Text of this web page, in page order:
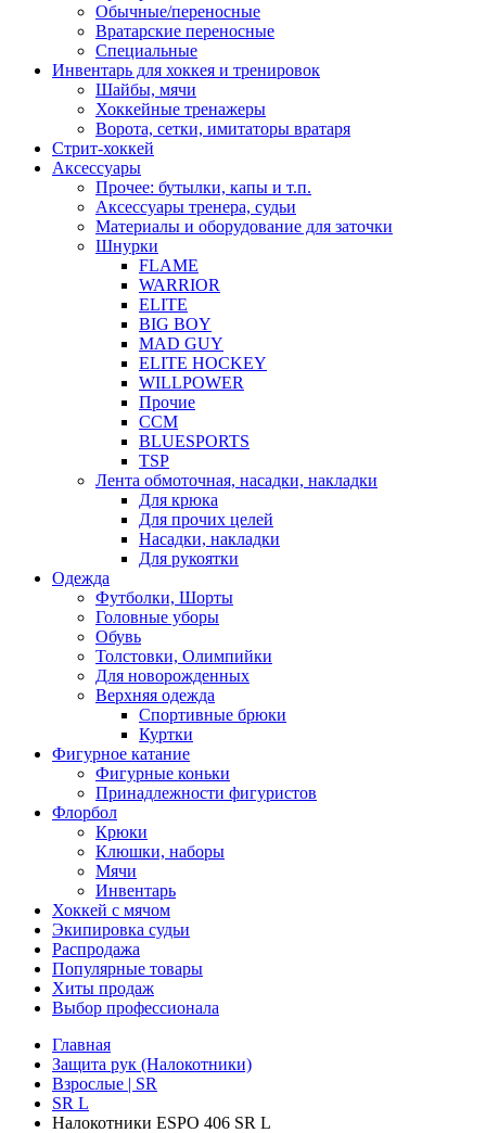
Обычные/переносные
Вратарские переносные
Специальные
Инвентарь для хоккея и тренировок
Шайбы, мячи
Хоккейные тренажеры
Ворота, сетки, имитаторы вратаря
Стрит-хоккей
Аксессуары
Прочее: бутылки, капы и т.п.
Аксессуары тренера, судьи
Материалы и оборудование для заточки
Шнурки
FLAME
WARRIOR
ELITE
BIG BOY
MAD GUY
ELITE HOCKEY
WILLPOWER
Прочие
CCM
BLUESPORTS
TSP
Лента обмоточная, насадки, накладки
Для крюка
Для прочих целей
Насадки, накладки
Для рукоятки
Одежда
Футболки, Шорты
Головные уборы
Обувь
Толстовки, Олимпийки
Для новорожденных
Верхняя одежда
Спортивные брюки
Куртки
Фигурное катание
Фигурные коньки
Принадлежности фигуристов
Флорбол
Крюки
Клюшки, наборы
Мячи
Инвентарь
Хоккей с мячом
Экипировка судьи
Распродажа
Популярные товары
Хиты продаж
Выбор профессионала
Главная
Защита рук (Налокотники)
Взрослые | SR
SR L
Налокотники ESPO 406 SR L